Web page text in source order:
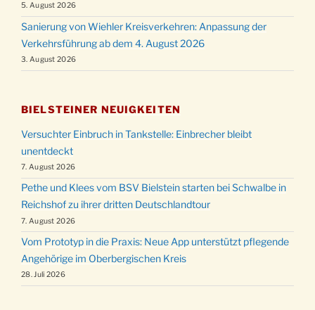
5. August 2026
Sanierung von Wiehler Kreisverkehren: Anpassung der
Verkehrsführung ab dem 4. August 2026
3. August 2026
BIELSTEINER NEUIGKEITEN
Versuchter Einbruch in Tankstelle: Einbrecher bleibt
unentdeckt
7. August 2026
Pethe und Klees vom BSV Bielstein starten bei Schwalbe in
Reichshof zu ihrer dritten Deutschlandtour
7. August 2026
Vom Prototyp in die Praxis: Neue App unterstützt pflegende
Angehörige im Oberbergischen Kreis
28. Juli 2026